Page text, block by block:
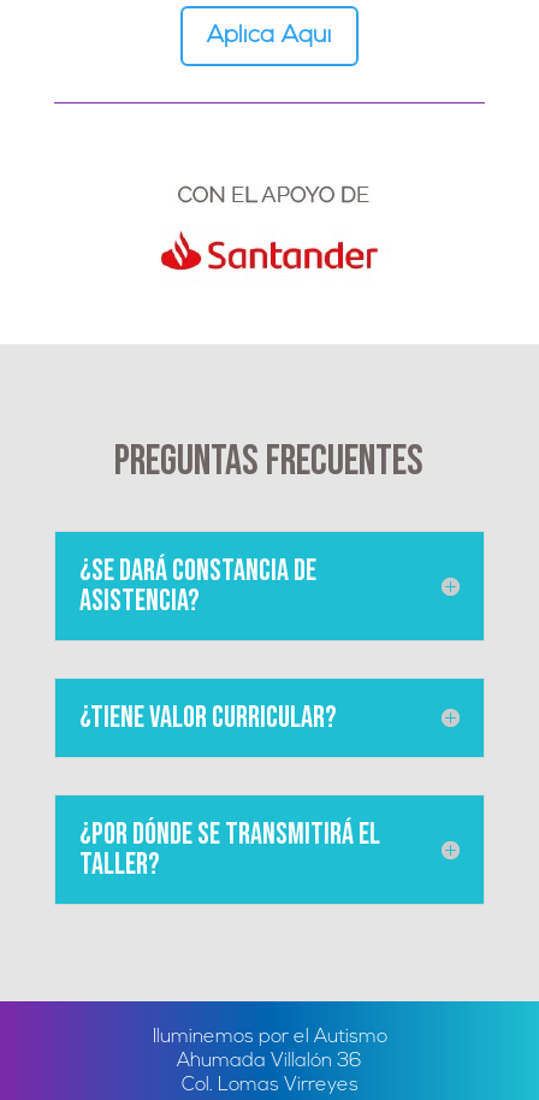
Aplica Aquí
Preguntas Frecuentes
¿Se dará constancia de
asistencia?
¿Tiene valor curricular?
¿Por dónde se transmitirá el
taller?
Iluminemos por el Autismo
Ahumada Villalón 36
Col. Lomas Virreyes